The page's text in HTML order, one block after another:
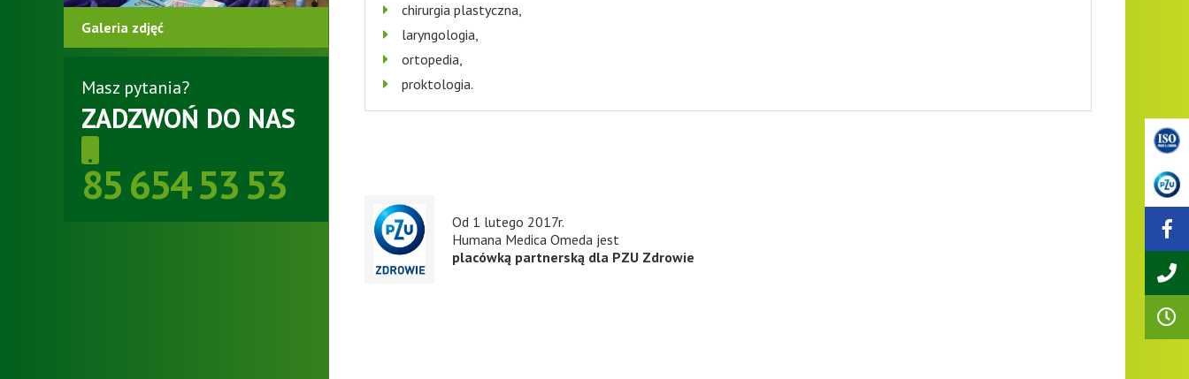
Galeria zdjęć
Masz pytania?
ZADZWOŃ DO NAS
85 654 53 53
chirurgia plastyczna,
laryngologia,
ortopedia,
proktologia.
Od 1 lutego 2017r.
Humana Medica Omeda jest
placówką partnerską dla PZU Zdrowie